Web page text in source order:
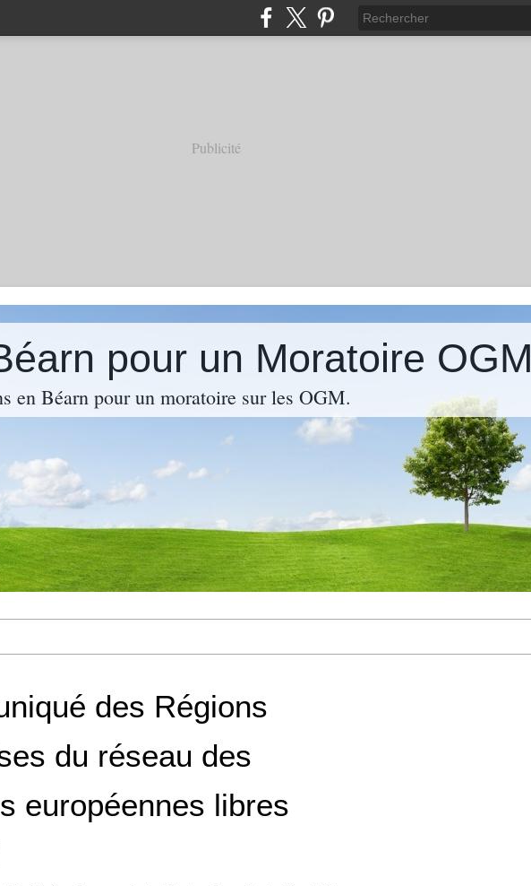
Publicité
pour un Moratoire OGM
en Béarn pour un moratoire sur les OGM.
des Régions
du réseau des
européennes libres